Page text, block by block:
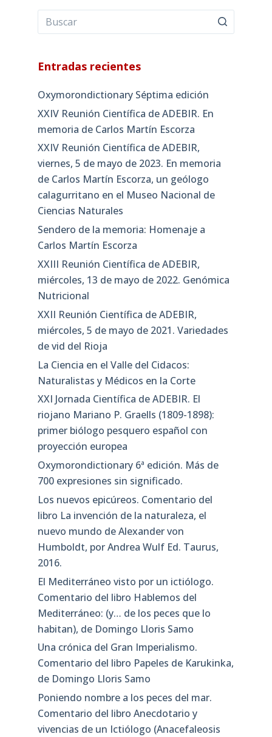
Entradas recientes
Oxymorondictionary Séptima edición
XXIV Reunión Científica de ADEBIR. En
memoria de Carlos Martín Escorza
XXIV Reunión Científica de ADEBIR,
viernes, 5 de mayo de 2023. En memoria
de Carlos Martín Escorza, un geólogo
calagurritano en el Museo Nacional de
Ciencias Naturales
Sendero de la memoria: Homenaje a
Carlos Martín Escorza
XXIII Reunión Científica de ADEBIR,
miércoles, 13 de mayo de 2022. Genómica
Nutricional
XXII Reunión Científica de ADEBIR,
miércoles, 5 de mayo de 2021. Variedades
de vid del Rioja
La Ciencia en el Valle del Cidacos:
Naturalistas y Médicos en la Corte
XXI Jornada Científica de ADEBIR. El
riojano Mariano P. Graells (1809-1898):
primer biólogo pesquero español con
proyección europea
Oxymorondictionary 6ª edición. Más de
700 expresiones sin significado.
Los nuevos epicúreos. Comentario del
libro La invención de la naturaleza, el
nuevo mundo de Alexander von
Humboldt, por Andrea Wulf Ed. Taurus,
2016.
El Mediterráneo visto por un ictiólogo.
Comentario del libro Hablemos del
Mediterráneo: (y… de los peces que lo
habitan), de Domingo Lloris Samo
Una crónica del Gran Imperialismo.
Comentario del libro Papeles de Karukinka,
de Domingo Lloris Samo
Poniendo nombre a los peces del mar.
Comentario del libro Anecdotario y
vivencias de un Ictiólogo (Anacefaleosis